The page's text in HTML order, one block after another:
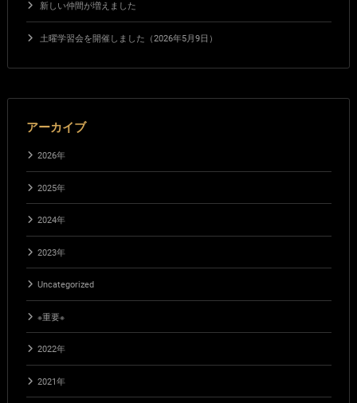
新しい仲間が増えました
土曜学習会を開催しました（2026年5月9日）
アーカイブ
2026年
2025年
2024年
2023年
Uncategorized
※重要※
2022年
2021年